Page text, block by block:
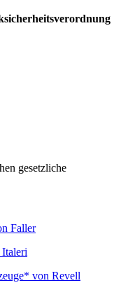
gesetzliche
Faller
von Revell